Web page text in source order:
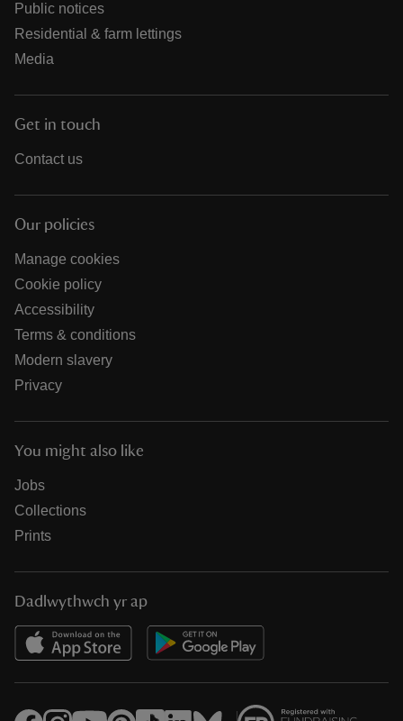
Public notices
Residential & farm lettings
Media
Get in touch
Contact us
Our policies
Manage cookies
Cookie policy
Accessibility
Terms & conditions
Modern slavery
Privacy
You might also like
Jobs
Collections
Prints
Dadlwythwch yr ap